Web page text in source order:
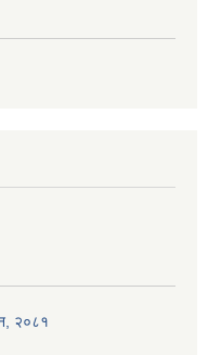
२०८१